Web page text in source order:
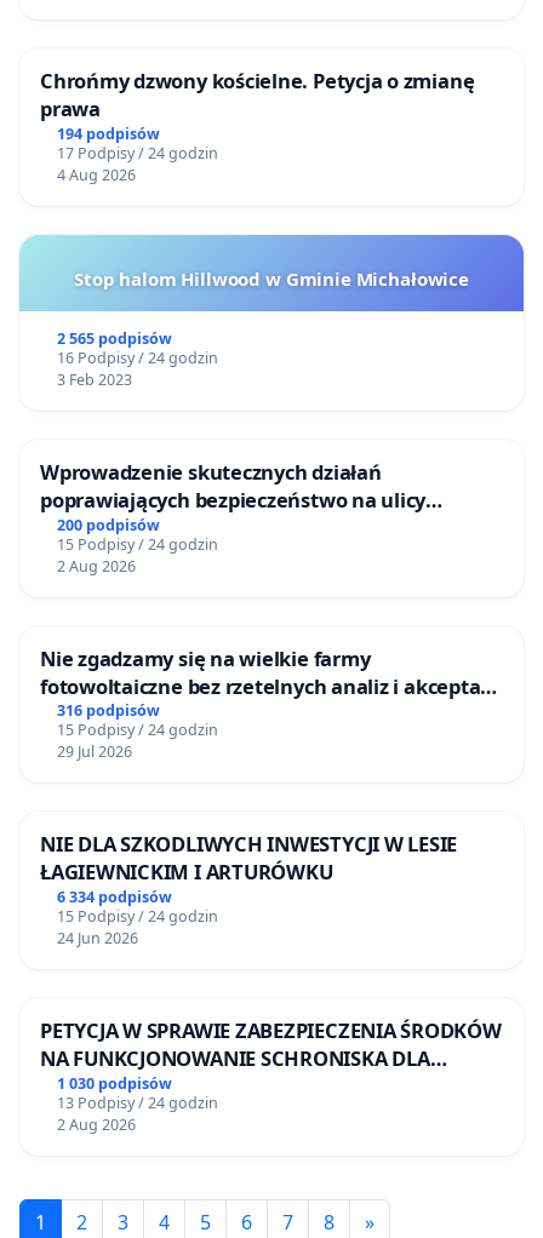
Chrońmy dzwony kościelne. Petycja o zmianę
prawa
194 podpisów
17 Podpisy / 24 godzin
4 Aug 2026
Stop halom Hillwood w Gminie Michałowice
2 565 podpisów
16 Podpisy / 24 godzin
3 Feb 2023
Wprowadzenie skutecznych działań
poprawiających bezpieczeństwo na ulicy
Żeromskiego w Otwocku
200 podpisów
15 Podpisy / 24 godzin
2 Aug 2026
Nie zgadzamy się na wielkie farmy
fotowoltaiczne bez rzetelnych analiz i akceptacji
mieszkańców
316 podpisów
15 Podpisy / 24 godzin
29 Jul 2026
NIE DLA SZKODLIWYCH INWESTYCJI W LESIE
ŁAGIEWNICKIM I ARTURÓWKU
6 334 podpisów
15 Podpisy / 24 godzin
24 Jun 2026
PETYCJA W SPRAWIE ZABEZPIECZENIA ŚRODKÓW
NA FUNKCJONOWANIE SCHRONISKA DLA
BEZDOMNYCH ZWIERZĄT W SKARYSZEWIE
1 030 podpisów
13 Podpisy / 24 godzin
2 Aug 2026
1 2 3 4 5 6 7 8 »